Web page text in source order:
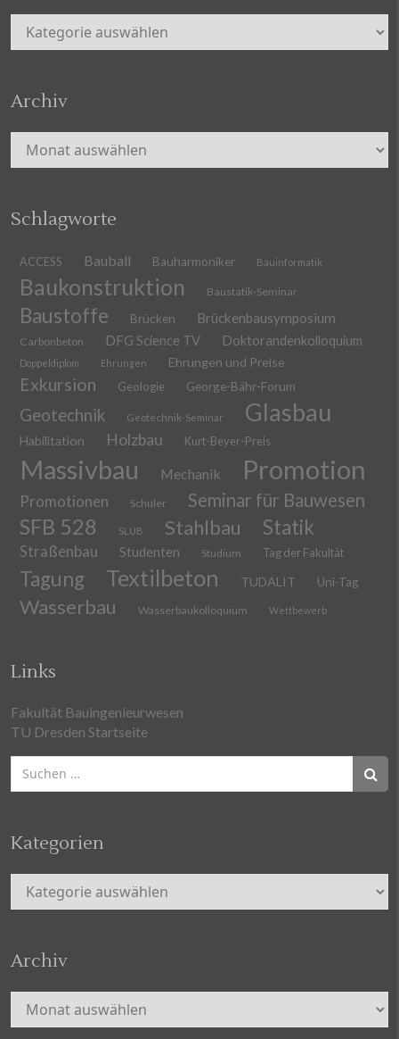
Kategorien
Archiv
Archiv
Schlagworte
ACCESS Bauball Bauharmoniker Bauinformatik
Baukonstruktion Baustatik-Seminar
Baustoffe Brücken Brückenbausymposium
Carbonbeton DFG Science TV Doktorandenkolloquium
Doppeldiplom Ehrungen Ehrungen und Preise
Exkursion Geologie George-Bähr-Forum
Geotechnik Geotechnik-Seminar Glasbau
Habilitation Holzbau Kurt-Beyer-Preis
Massivbau Mechanik Promotion
Promotionen Schüler Seminar für Bauwesen
SFB 528 SLUB Stahlbau Statik
Straßenbau Studenten Studium Tag der Fakultät
Tagung Textilbeton TUDALIT Uni-Tag
Wasserbau Wasserbaukolloquium Wettbewerb
Links
Fakultät Bauingenieurwesen
TU Dresden Startseite
Suchen
nach:
Kategorien
Kategorien
Archiv
Archiv